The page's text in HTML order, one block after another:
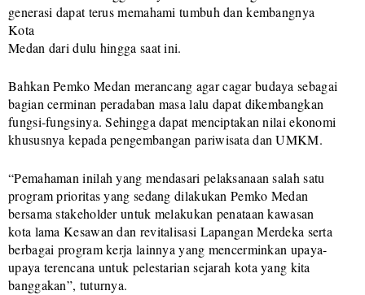
generasi dapat terus memahami tumbuh dan kembangnya
Kota
Medan dari dulu hingga saat ini.
Bahkan Pemko Medan merancang agar cagar budaya sebagai
bagian cerminan peradaban masa lalu dapat dikembangkan
fungsi-fungsinya. Sehingga dapat menciptakan nilai ekonomi
khususnya kepada pengembangan pariwisata dan UMKM.
“Pemahaman inilah yang mendasari pelaksanaan salah satu
program prioritas yang sedang dilakukan Pemko Medan
bersama stakeholder untuk melakukan penataan kawasan
kota lama Kesawan dan revitalisasi Lapangan Merdeka serta
berbagai program kerja lainnya yang mencerminkan upaya-
upaya terencana untuk pelestarian sejarah kota yang kita
banggakan”, tuturnya.